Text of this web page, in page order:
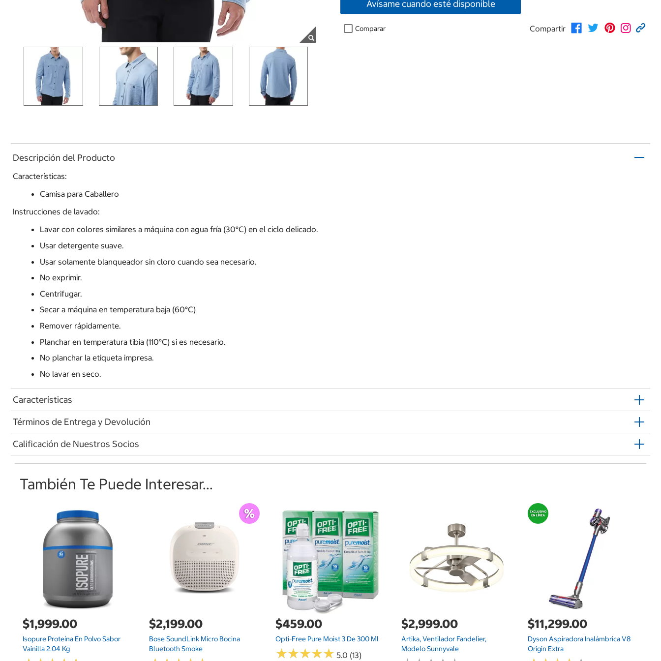
Avísame cuando esté disponible
Comparar Compartir
Descripción del Producto
Características:
Camisa para Caballero
Instrucciones de lavado:
Lavar con colores similares a máquina con agua fría (30°C) en el ciclo delicado.
Usar detergente suave.
Usar solamente blanqueador sin cloro cuando sea necesario.
No exprimir.
Centrifugar.
Secar a máquina en temperatura baja (60°C)
Remover rápidamente.
Planchar en temperatura tibia (110°C) si es necesario.
No planchar la etiqueta impresa.
No lavar en seco.
Características
Términos de Entrega y Devolución
Calificación de Nuestros Socios
También Te Puede Interesar...
$1,999.00
Isopure Proteína En Polvo Sabor
Vainilla 2.04 Kg
$2,199.00
Bose SoundLink Micro Bocina
Bluetooth Smoke
$459.00
Opti-Free Pure Moist 3 De 300 Ml
★★★★★
★★★★★ 5.0 (13)
$2,999.00
Artika, Ventilador Fandelier,
Modelo Sunnyvale
$11,299.00
Dyson Aspiradora Inalámbrica V8
Origin Extra